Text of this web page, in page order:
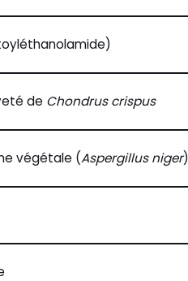
de Chondrus crispus
végétale (Aspergillus niger)